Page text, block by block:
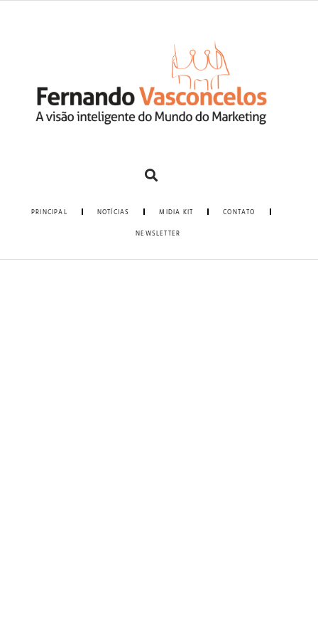
PRINCIPAL NOTÍCIAS MIDIA KIT CONTATO
NEWSLETTER